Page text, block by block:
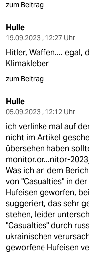
zum Beitrag
Hulle
19.09.2023 , 12:27 Uhr
Hitler, Waffen.... egal,
Klimakleber
zum Beitrag
Hulle
05.09.2023 , 12:12 Uhr
ich verlinke mal auf
nicht im Artikel
übersehen haben
monitor.or...nitor-
Was ich an dem
von "Casualties" in
Hufeisen geworfen,
suggeriert, das sehr
stehen, leider
"Casualties" durch
ukrainischen
geworfene Hufeisen